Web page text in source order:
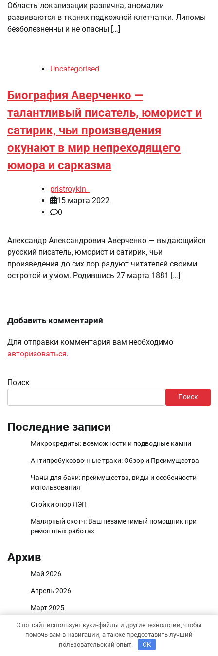
Область локализации различна, аномалии
развиваются в тканях подкожной клетчатки. Липомы
безболезненны и не опасны […]
Uncategorised
Биография Аверченко —
талантливый писатель, юморист и
сатирик, чьи произведения
окунают в мир непреходящего
юмора и сарказма
pristroykin_
15 марта 2022
0
Александр Александрович Аверченко — выдающийся
русский писатель, юморист и сатирик, чьи
произведения до сих пор радуют читателей своими
остротой и умом. Родившись 27 марта 1881 […]
Добавить комментарий
Для отправки комментария вам необходимо
авторизоваться.
Поиск
Поиск
Последние записи
Микрокредиты: возможности и подводные камни
Антипробуксовочные траки: Обзор и Преимущества
Чаны для бани: преимущества, виды и особенности
использования
Стойки опор ЛЭП
Малярный скотч: Ваш незаменимый помощник при
ремонтных работах
Архив
Май 2026
Апрель 2026
Март 2025
Октябрь 2024
Август 2024
Этот сайт использует куки-файлы и другие технологии, чтобы
помочь вам в навигации, а также предоставить лучший
пользовательский опыт.
OK